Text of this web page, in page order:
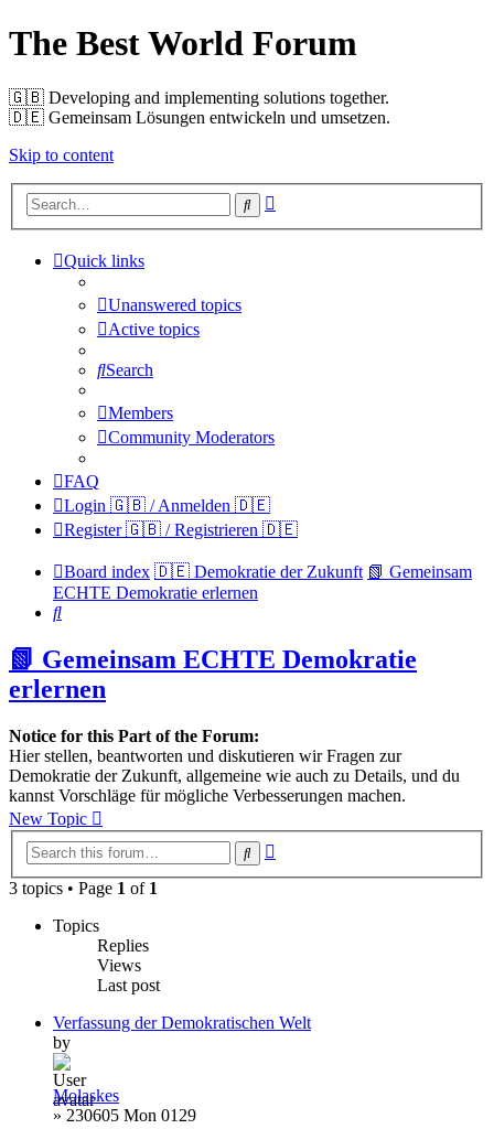
The Best World Forum
🇬🇧️ Developing and implementing solutions together.
🇩🇪️ Gemeinsam Lösungen entwickeln und umsetzen.
Skip to content
Search
Quick links
Unanswered topics
Active topics
Search
Members
Community Moderators
FAQ
Login 🇬🇧 / Anmelden 🇩🇪
Register 🇬🇧 / Registrieren 🇩🇪
Board index 🇩🇪 Demokratie der Zukunft 📗 Gemeinsam
ECHTE Demokratie erlernen
Search
📗 Gemeinsam ECHTE Demokratie
erlernen
Notice for this Part of the Forum:
Hier stellen, beantworten und diskutieren wir Fragen zur
Demokratie der Zukunft, allgemeine wie auch zu Details, und du
kannst Vorschläge für mögliche Verbesserungen machen.
New Topic
Search
3 topics • Page 1 of 1
Topics
Replies
Views
Last post
Verfassung der Demokratischen Welt
by
Molaskes
» 230605 Mon 0129